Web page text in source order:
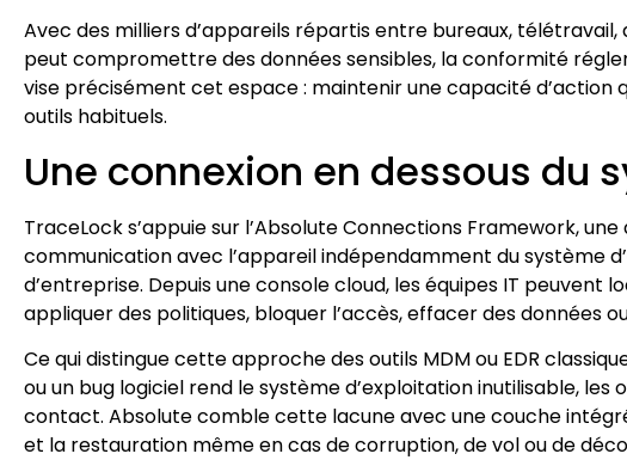
Avec des milliers d’appareils répartis entre bureaux,
peut compromettre des données sensibles, la conformité
vise précisément cet espace : maintenir une capacité d’action
outils habituels.
Une connexion en dessous du
TraceLock s’appuie sur l’Absolute Connections Framework,
communication avec l’appareil indépendamment du système
d’entreprise. Depuis une console cloud, les équipes IT peuvent
appliquer des politiques, bloquer l’accès, effacer des données
Ce qui distingue cette approche des outils MDM ou EDR
ou un bug logiciel rend le système d’exploitation inutilisable,
contact. Absolute comble cette lacune avec une couche
et la restauration même en cas de corruption, de vol ou de